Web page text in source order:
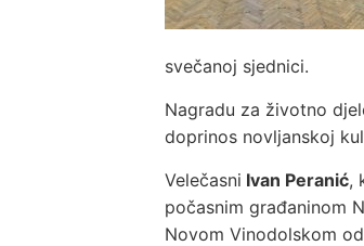
svečanoj sjednici.
Nagradu za životno
doprinos novljanskoj
Velečasni Ivan Peranić,
počasnim građaninom
Novom Vinodolskom